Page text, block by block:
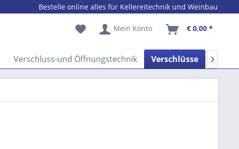
Bestelle online alles für Kellereitechnik und Weinbau
Mein Konto € 0,00 *
Verschluss-und Öffnungstechnik Verschlüsse 